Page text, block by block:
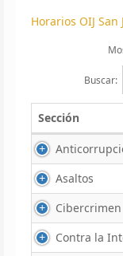
Horarios OIJ San
Buscar:
Sección
Asaltos
Cibercrimen
Contra la